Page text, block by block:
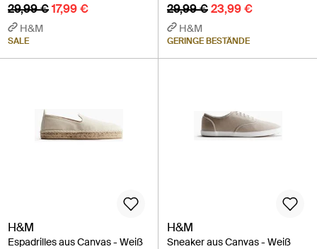
29,99 €17,99 €
H&M
SALE
29,99 €23,99 €
H&M
GERINGE BESTÄNDE
H&M
Espadrilles aus Canvas - Weiß
H&M
Sneaker aus Canvas - Weiß